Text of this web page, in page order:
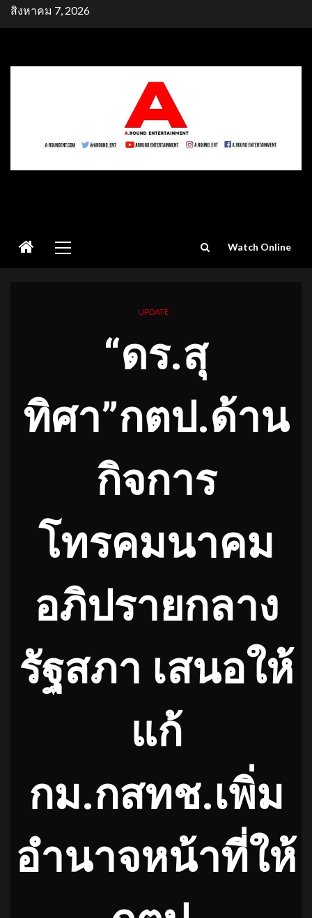
Skipสิงหาคม 7, 2026
Menu
Watch Online
UPDATE
“ดร.สุ
ทิศา”กตป.ด้าน
กิจการ
โทรคมนาคม
อภิปรายกลาง
รัฐสภา เสนอให้
แก้
กม.กสทช.เพิ่ม
อำนาจหน้าที่ให้